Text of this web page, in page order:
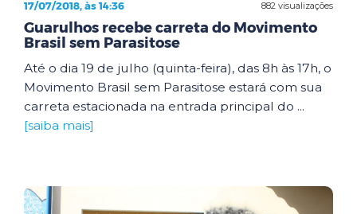
882 visualizações
17/07/2018, às 14:36
Guarulhos recebe carreta do Movimento
Brasil sem Parasitose
Até o dia 19 de julho (quinta-feira), das 8h às 17h, o
Movimento Brasil sem Parasitose estará com sua
carreta estacionada na entrada principal do ...
[saiba mais]